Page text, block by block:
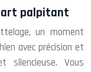
palpitant
un moment
avec précision et
silencieuse. Vous